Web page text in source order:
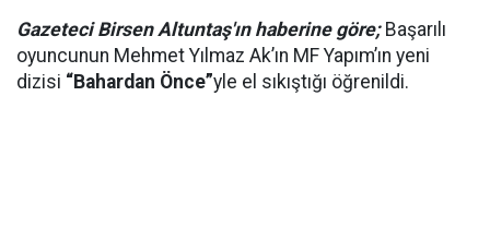
Gazeteci Birsen Altuntaş'ın haberine göre;Başarılı
oyuncunun Mehmet Yılmaz Ak’ın MF Yapım’ın yeni
dizisi “Bahardan Önce”yle el sıkıştığı öğrenildi.